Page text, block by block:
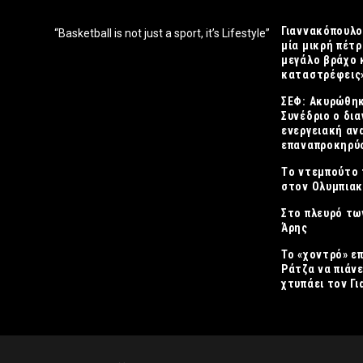
“Basketball is not just a sport, it’s Lifestyle”
μία μικρή
μεγάλο βράχο
ΣΕΦ:
Συνέδριο ο
ενεργειακή
Tο ντεμπούτο
στον
Στο πλευρό
Άρης
Το «χοντρό»
Ράτζα να
χτυπάει τον